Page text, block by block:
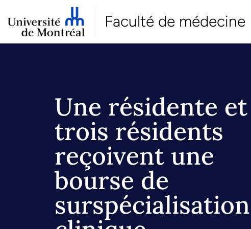
Faculté de médecine
Une résidente et
trois résidents
reçoivent une
bourse de
surspécialisation